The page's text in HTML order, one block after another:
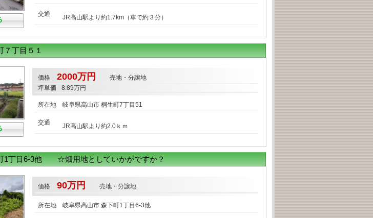
交通 JR高山駅より約1.7km（車で約３分）
７丁目５１
価格 2000万円
売地・分譲地
坪単価
8.89万円
所在地 岐阜県高山市 桐生町7丁目51
交通 JR高山駅より約2.0ｋｍ
1丁目6-3他 ☆畑用地としていかがですか？
価格 90万円 売地・分譲地
所在地 岐阜県高山市 森下町1丁目6-3他